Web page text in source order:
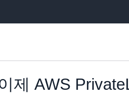
제 AWS